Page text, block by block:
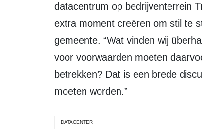
datacentrum op bedrijventerrein
extra moment creëren om stil te
gemeente. “Wat vinden wij
voor voorwaarden moeten
betrekken? Dat is een brede
moeten worden.”
DATACENTER